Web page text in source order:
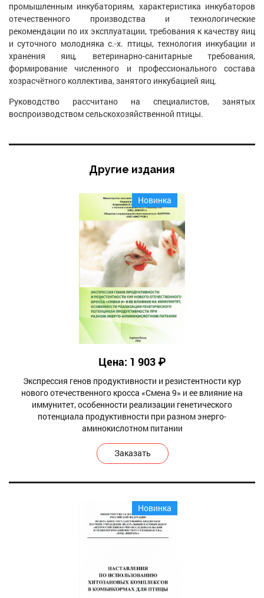
промышленным инкубаториям, характеристика инкубаторов
отечественного производства и технологические
рекомендации по их эксплуатации, требования к качеству яиц
и суточного молодняка с.-х. птицы, технология инкубации и
хранения яиц, ветеринарно-санитарные требования,
формирование численного и профессионального состава
хозрасчётного коллектива, занятого инкубацией яиц.
Руководство рассчитано на специалистов, занятых
воспроизводством сельскохозяйственной птицы.
Другие издания
Новинка
Цена: 1 903 ₽
Экспрессия генов продуктивности и резистентности кур
нового отечественного кросса «Смена 9» и ее влияние на
иммунитет, особенности реализации генетического
потенциала продуктивности при разном энерго-
аминокислотном питании
Заказать
Новинка